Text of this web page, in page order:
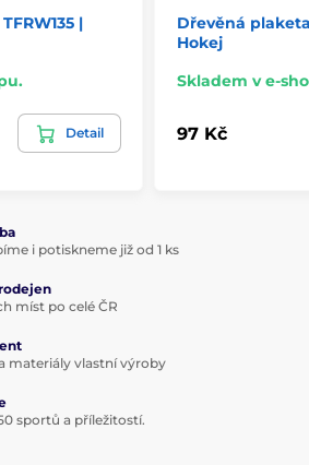
|
Detail
Dřevěná
Hokej
Skladem v e-
97 Kč
i potiskneme již od 1 ks
míst po celé ČR
materiály vlastní výroby
sportů a příležitostí.